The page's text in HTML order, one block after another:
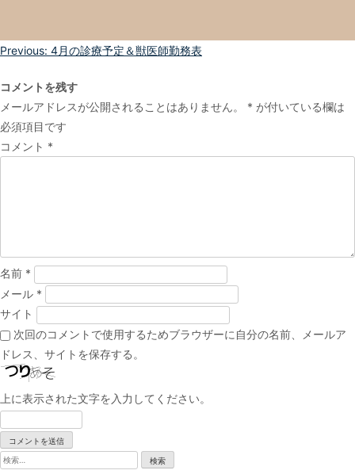
投
ナ
ビ
ゲ
ー
Previous: 4月の診療予定＆獣医師勤務表
コメントを残す
メールアドレスが公開されることはありません。
* が付いている欄は
必須項目です
コメント *
名前 *
メール *
サイト
次回のコメントで使用するためブラウザーに自分の名前、メールア
ドレス、サイトを保存する。
上に表示された文字を入力してください。
検